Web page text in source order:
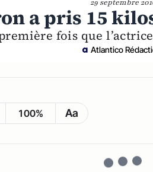
29 septembre
a pris 15
première fois que
Atlantico
100% Aa